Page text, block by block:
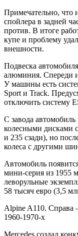
Примечательно, что
спойлера в задней
против. В итоге
купе и проблему
внешности.
Подвеска
алюминия. Спереди
У машины есть
Sport и Track.
отключить систему
С завода
колесными дисками
и 235 сзади), но
колеса с другими
Автомобиль
мини-серия из 1955
леворульные
58 тысяч евро (3,5
Alpine A110.
1960-1970-х
Mercedes создал